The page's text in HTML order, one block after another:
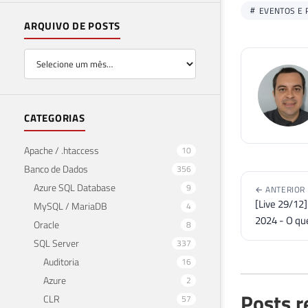
ARQUIVO DE POSTS
CATEGORIAS
Apache / .htaccess 10
Banco de Dados 356
Azure SQL Database 9
MySQL / MariaDB 4
Oracle 8
SQL Server 337
Auditoria 16
Azure 2
CLR 57
EVENTOS E
← ANTERIOR
[Live 29/
2024 - O